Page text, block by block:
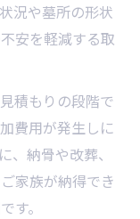
ポイント集
秘訣
め方
トを紹介
意事項
パターン
じまい
況や墓所の形状
安を軽減する取
積もりの段階で
費用が発生しに
、納骨や改葬、
家族が納得でき
す。